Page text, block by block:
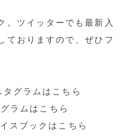
。ツイッターでも最新入
ておりますので、ぜひフ
グラムはこちら
ラムはこちら
スブックはこちら